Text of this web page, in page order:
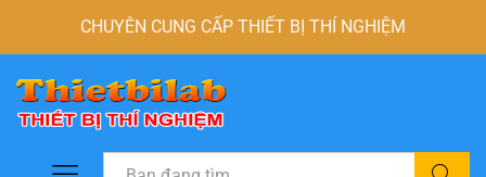
CHUYÊN CUNG CẤP THIẾT BỊ THÍ NGHIỆM